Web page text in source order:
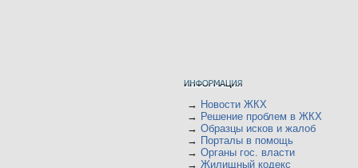
→ Новости ЖКХ
→ Решение проблем в ЖКХ
→ Образцы исков и жалоб
→ Порталы в помощь
→ Органы гос. власти
→ Жилищный кодекс